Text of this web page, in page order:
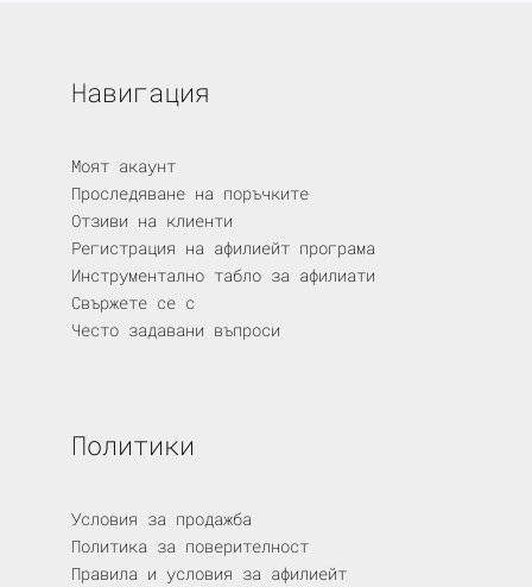
Навигация
Моят акаунт
Проследяване на поръчките
Отзиви на клиенти
Регистрация на афилиейт програма
Инструментално табло за афилиати
Свържете се с
Често задавани въпроси
Политики
Условия за продажба
Политика за поверителност
Правила и условия за афилиейт